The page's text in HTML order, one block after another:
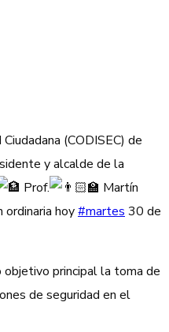
(CODISEC) de
y alcalde de la
Prof.
Martín
ordinaria hoy#martes30 de
principal la toma de
de seguridad en el